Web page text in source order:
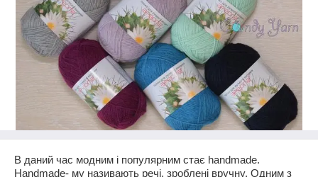
В даний час модним і популярним стає handmade.
Handmade- му називають речі, зроблені вручну. Одним з